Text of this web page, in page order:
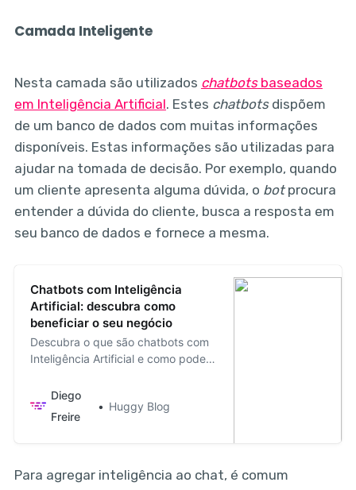
Camada Inteligente
Nesta camada são utilizados chatbotsbaseados
em Inteligência Artificial. Estes chatbots dispõem
de um banco de dados com muitas informações
disponíveis. Estas informações são utilizadas para
ajudar na tomada de decisão. Por exemplo, quando
um cliente apresenta alguma dúvida, o botprocura
entender a dúvida do cliente, busca a resposta em
seu banco de dados e fornece a mesma.
Chatbots com Inteligência
Artificial: descubra como
beneficiar o seu negócio
Descubra o que são chatbots com
Inteligência Artificial e como podem
Diego
Freire
Huggy Blog
Para agregar inteligência ao chat, é comum